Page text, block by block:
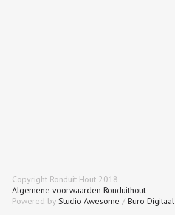
Copyright Ronduit Hout 2018
Algemene voorwaarden Ronduithout
Powered by Studio Awesome / Buro Digitaal